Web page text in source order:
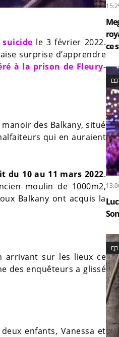
le 3 février 2022.
surprise d’apprendre
à la prison de Fleury-
des Balkany, situé
qui en auraient
10 au 11 mars 2022.
moulin de 1000m2,
Balkany ont acquis la
arrivant sur les lieux ce
des enquêteurs a glissé
enfants, Vanessa et
ce